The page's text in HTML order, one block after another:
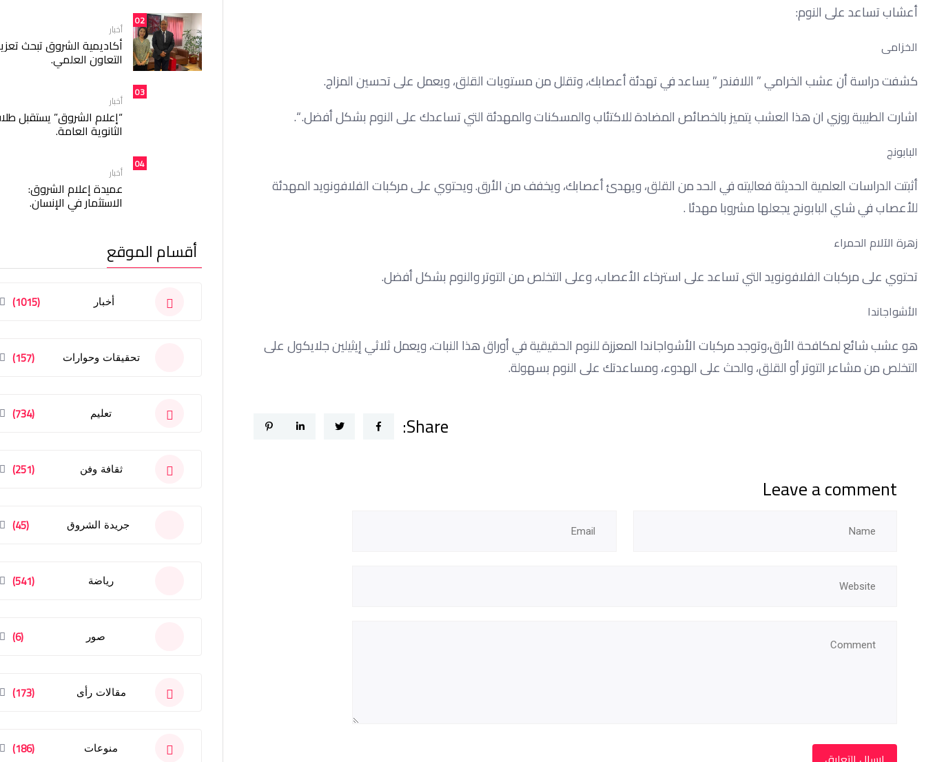
أعشاب تساعد على النوم:
الخزامى
كشفت دراسة أن عشب الخرامي ” اللافندر ” يساعد في تهدئة أعصابك، وتقلل من مستويات القلق، ويعمل على تحسين المزاج.
اشارت الطبيبة روزي ان هذا العشب يتميز بالخصائص المضادة للاكتئاب والمسكنات والمهدئة التي تساعدك على النوم بشكل أفضل. “.
البابونج
أثبتت الدراسات العلمية الحديثة فعاليته في الحد من القلق، ويهدئ أعصابك، ويخفف من الأرق. ويحتوي على مركبات الفلافونويد المهدئة
للأعصاب في شاي البابونج يجعلها مشروبا مهدئا .
زهرة الآلام الحمراء
تحتوي على مركبات الفلافونويد التي تساعد على استرخاء الأعصاب، وعلى التخلص من التوتر والنوم بشكل أفضل.
الأشواجاندا
هو عشب شائع لمكافحة الأرق،وتوجد مركبات الأشواجاندا المعززة للنوم الحقيقية في أوراق هذا النبات، ويعمل ثلاثي إيثيلين جلايكول على
التخلص من مشاعر التوتر أو القلق، والحث على الهدوء، ومساعدتك على النوم بسهولة.
Share:
Leave a comment
02
أخبار
أكاديمية الشروق تبحث
التعاون العلمي.
03
أخبار
“إعلام الشروق” يستقبل
الثانوية العامة.
04
أخبار
عميدة إعلام الشروق:
الاستثمار في الإنسان.
أقسام الموقع
أخبار (1015)
تحقيقات وحوارات (157)
تعليم (734)
ثقافة وفن (251)
جريدة الشروق (45)
رياضة (541)
صور (6)
مقالات رأى (173)
منوعات (186)